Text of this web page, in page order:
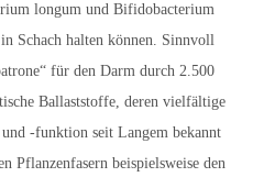
longum und Bifidobacterium
Schach halten können. Sinnvoll
für den Darm durch 2.500
Ballaststoffe, deren vielfältige
-funktion seit Langem bekannt
Pflanzenfasern beispielsweise den